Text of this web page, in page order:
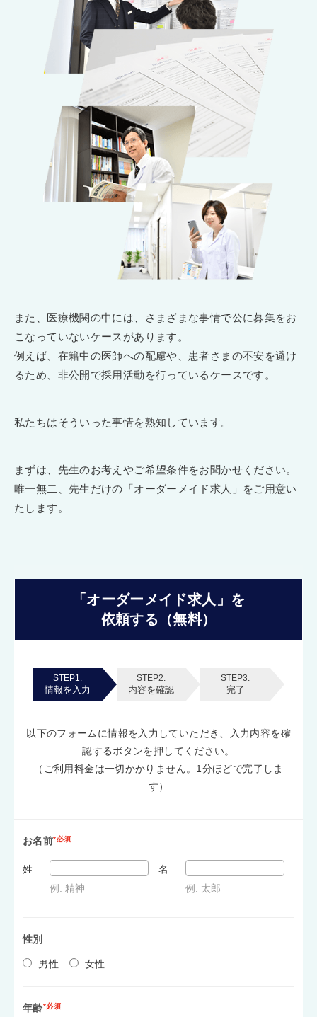
また、医療機関の中には、さまざまな事情で公に募集をお
こなっていないケースがあります。
例えば、在籍中の医師への配慮や、患者さまの不安を避け
るため、非公開で採用活動を行っているケースです。
私たちはそういった事情を熟知しています。
まずは、先生のお考えやご希望条件をお聞かせください。
唯一無二、先生だけの「オーダーメイド求人」をご用意い
たします。
「オーダーメイド求人」を
依頼する（無料）
STEP1.
情報を入力
STEP2.
内容を確認
STEP3.
完了
以下のフォームに情報を入力していただき、入力内容を確
認するボタンを押してください。
（ご利用料金は一切かかりません。1分ほどで完了しま
す）
お名前*必須
姓
例: 精神
名
例: 太郎
性別
男性 女性
年齢*必須